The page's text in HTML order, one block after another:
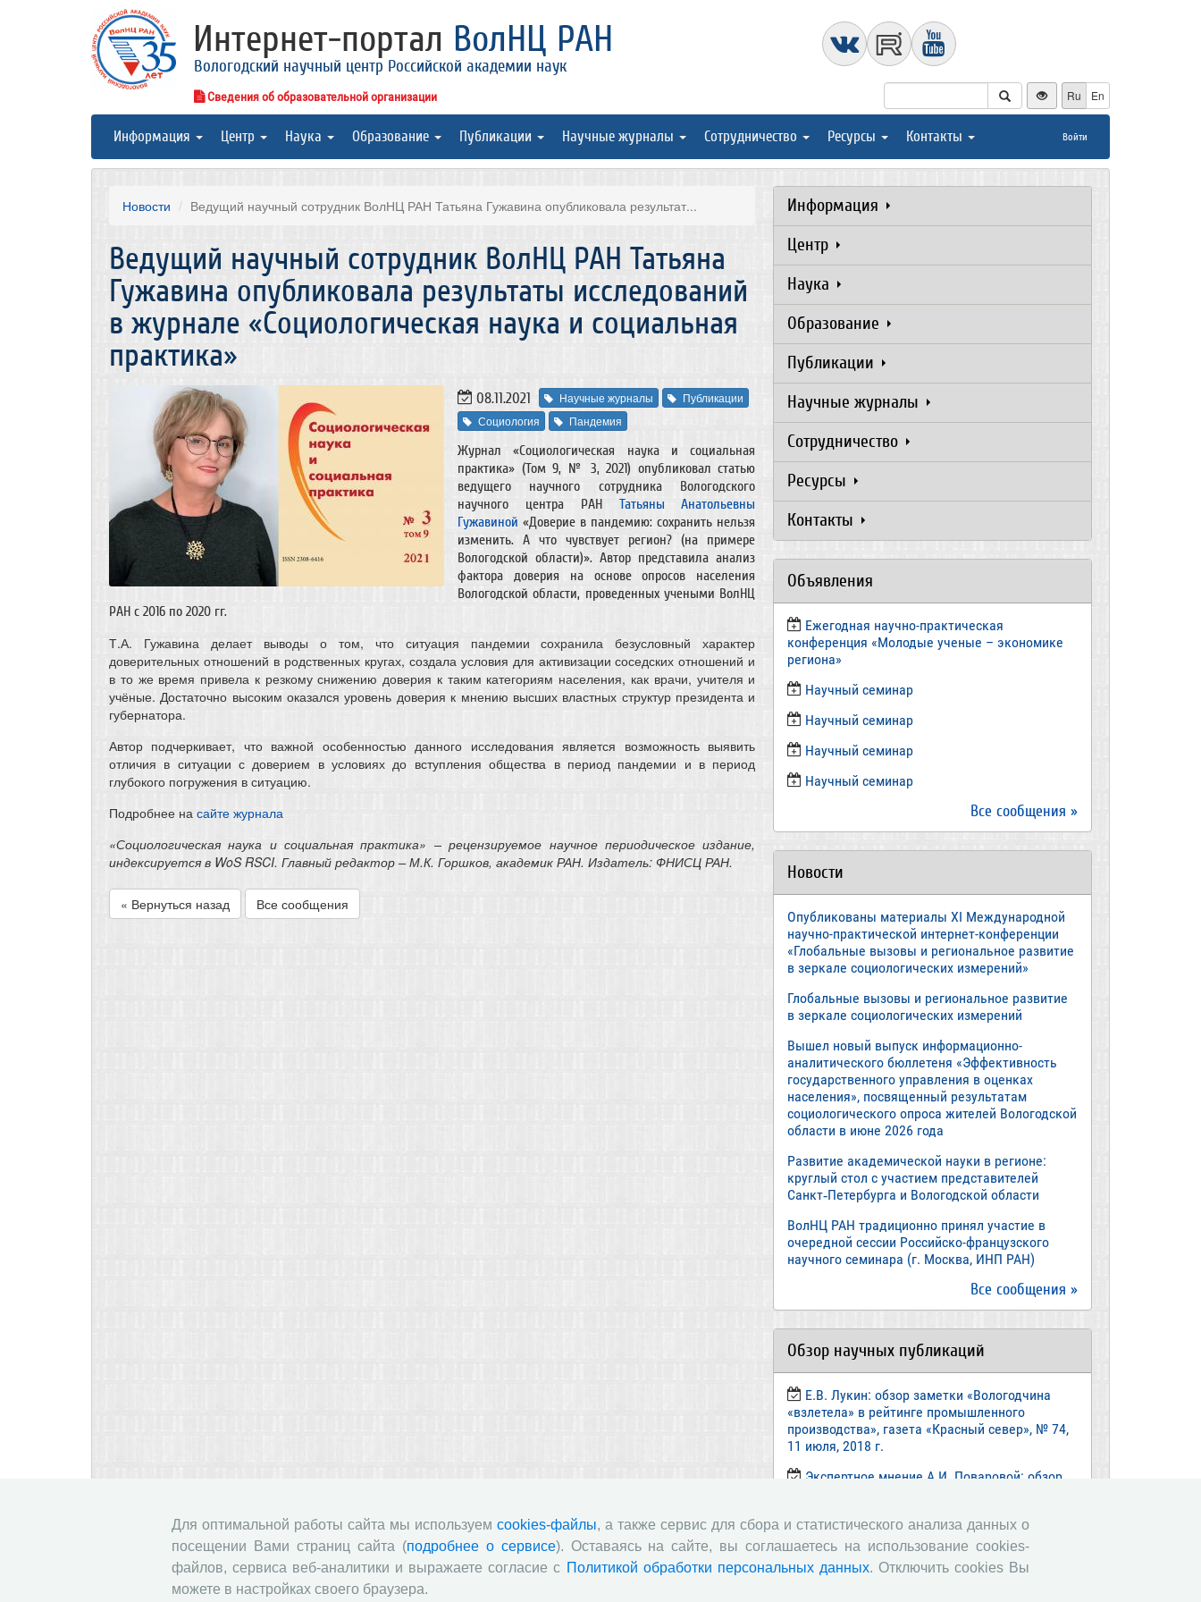
Интернет-портал ВолНЦ РАН
Вологодский научный центр Российской академии наук
Сведения об образовательной организации Ru En
Информация Центр Наука Образование Публикации Научные журналы Сотрудничество Ресурсы Контакты Войти
Новости Ведущий научный сотрудник ВолНЦ РАН Татьяна Гужавина опубликовала результат...
Ведущий научный сотрудник ВолНЦ РАН Татьяна
Гужавина опубликовала результаты исследований
в журнале «Социологическая наука и социальная
практика»
08.11.2021 Научные журналы
Публикации
Социология
Пандемия
Журнал «Социологическая наука и социальная
практика» (Том 9, № 3, 2021) опубликовал статью
ведущего научного сотрудника Вологодского
научного центра РАН Татьяны Анатольевны
Гужавиной «Доверие в пандемию: сохранить нельзя
изменить. А что чувствует регион? (на примере
Вологодской области)». Автор представила анализ
фактора доверия на основе опросов населения
Вологодской области, проведенных учеными ВолНЦ
РАН с 2016 по 2020 гг.
Т.А. Гужавина делает выводы о том, что ситуация пандемии сохранила безусловный характер
доверительных отношений в родственных кругах, создала условия для активизации соседских отношений и
в то же время привела к резкому снижению доверия к таким категориям населения, как врачи, учителя и
учёные. Достаточно высоким оказался уровень доверия к мнению высших властных структур президента и
губернатора.
Автор подчеркивает, что важной особенностью данного исследования является возможность выявить
отличия в ситуации с доверием в условиях до вступления общества в период пандемии и в период
глубокого погружения в ситуацию.
Подробнее на сайте журнала
«Социологическая наука и социальная практика» – рецензируемое научное периодическое издание,
индексируется в WoS RSCI. Главный редактор – М.К. Горшков, академик РАН. Издатель: ФНИСЦ РАН.
« Вернуться назад Все сообщения
Информация
Центр
Наука
Образование
Публикации
Научные журналы
Сотрудничество
Ресурсы
Контакты
Объявления
Ежегодная научно-практическая
конференция «Молодые ученые – экономике
региона»
​Научный семинар
​Научный семинар
Научный семинар
​Научный семинар
Все сообщения »
Новости
Опубликованы материалы XI Международной
научно-практической интернет-конференции
«Глобальные вызовы и региональное развитие
в зеркале социологических измерений»
Глобальные вызовы и региональное развитие
в зеркале социологических измерений
Вышел новый выпуск информационно-
аналитического бюллетеня «Эффективность
государственного управления в оценках
населения», посвященный результатам
социологического опроса жителей Вологодской
области в июне 2026 года
Развитие академической науки в регионе:
круглый стол с участием представителей
Санкт‑Петербурга и Вологодской области
ВолНЦ РАН традиционно принял участие в
очередной сессии Российско-французского
научного семинара (г. Москва, ИНП РАН)
Все сообщения »
Обзор научных публикаций
Е.В. Лукин: обзор заметки «Вологодчина
«взлетела» в рейтинге промышленного
производства», газета «Красный север», № 74,
11 июля, 2018 г.
Экспертное мнение А.И. Поваровой: обзор
В.Н. Барсуков: обзор статьи «Повышение
пенсионного возраста: позитивные эффекты и
вероятные риски», журнал «Экономическая
Для оптимальной работы сайта мы используем cookies-файлы, а также сервис для сбора и статистического анализа данных о
посещении Вами страниц сайта (подробнее о сервисе). Оставаясь на сайте, вы соглашаетесь на использование cookies-
файлов, сервиса веб-аналитики и выражаете согласие с Политикой обработки персональных данных. Отключить cookies Вы
можете в настройках своего браузера.